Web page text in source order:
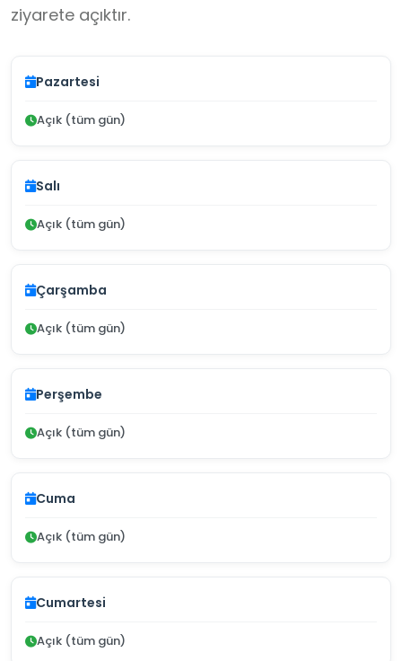
ziyarete açıktır.
Pazartesi
Açık (tüm gün)
Salı
Açık (tüm gün)
Çarşamba
Açık (tüm gün)
Perşembe
Açık (tüm gün)
Cuma
Açık (tüm gün)
Cumartesi
Açık (tüm gün)